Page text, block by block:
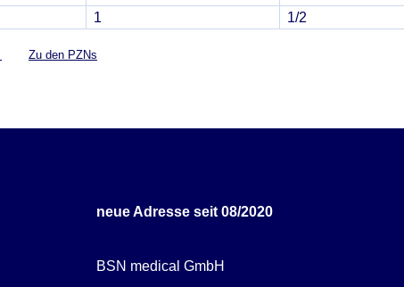
1 1/2
Zu den PZNs
neue Adresse seit 08/2020
BSN medical GmbH